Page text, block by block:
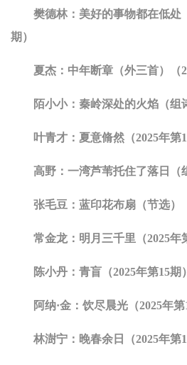
樊德林：美好的事物都在低处
期）
夏杰：中年断章（外三首）（
陌小小：秦岭深处的火焰（组
叶青才：夏意脩然（2025年第
高野：一湾芦苇托住了落日（
张毛豆：蓝印花布扇（节选）
常金龙：明月三千里（2025年
陈小丹：青盲（2025年第15期）
阿纳·金：饮尽晨光（2025年第
林澍宁：晚春余日（2025年第